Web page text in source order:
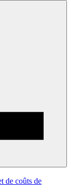
de coûts de